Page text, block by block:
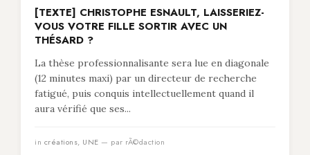
[TEXTE] CHRISTOPHE ESNAULT, LAISSERIEZ-
VOUS VOTRE FILLE SORTIR AVEC UN
THÉSARD ?
La thèse professionnalisante sera lue en diagonale
(12 minutes maxi) par un directeur de recherche
fatigué, puis conquis intellectuellement quand il
aura vérifié que ses...
in créations, UNE — par rÃ©daction